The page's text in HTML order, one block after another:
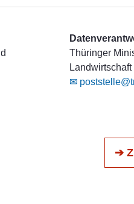
Thüringer
Landwirtschaft
✉
➔